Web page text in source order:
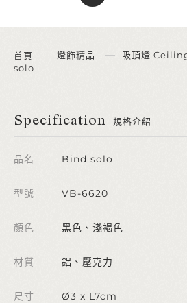
首頁 燈飾精品 吸頂燈
solo
Specification 規格介紹
品名 Bind solo
型號 VB-6620
顏色 黑色、淺褐色
材質 鋁、壓克力
尺寸
Ø3 x L7cm